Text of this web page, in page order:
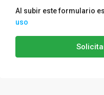
Al subir este formulario
uso